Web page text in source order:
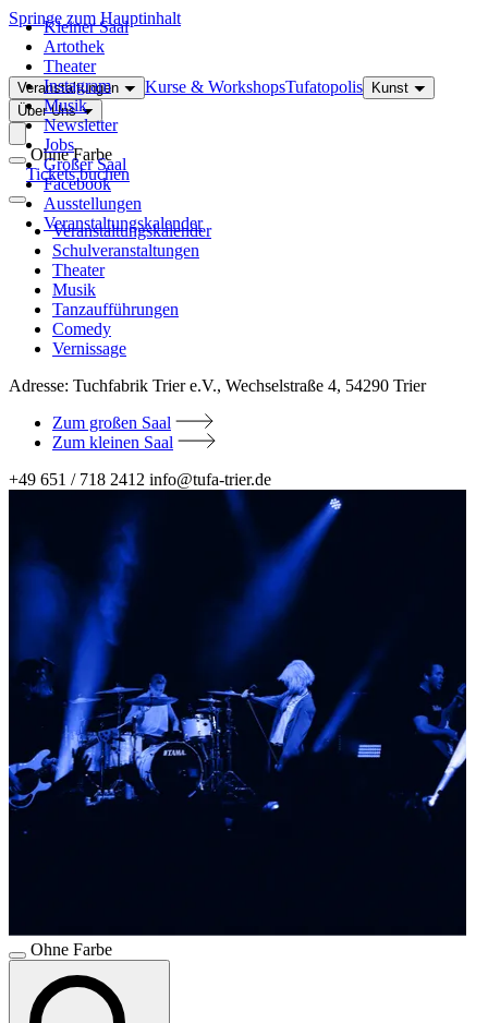
Springe zum Hauptinhalt
Veranstaltungen Kurse & WorkshopsTufatopolis
Kunst
Über Uns
Ohne Farbe
Tickets buchen
Veranstaltungskalender
Schulveranstaltungen
Theater
Musik
Tanzaufführungen
Comedy
Vernissage
Adresse: Tuchfabrik Trier e.V., Wechselstraße 4, 54290 Trier
Zum großen Saal
Zum kleinen Saal
+49 651 / 718 2412 info@tufa-trier.de
Ohne Farbe
Kleiner Saal
Artothek
Theater
Instagram
Musik
Newsletter
Jobs
Großer Saal
Facebook
Ausstellungen
Veranstaltungskalender